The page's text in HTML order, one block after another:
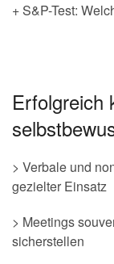
+ S&P-Test:
Erfolgreich
> Verbale und
gezielter Einsatz
> Meetings
sicherstellen